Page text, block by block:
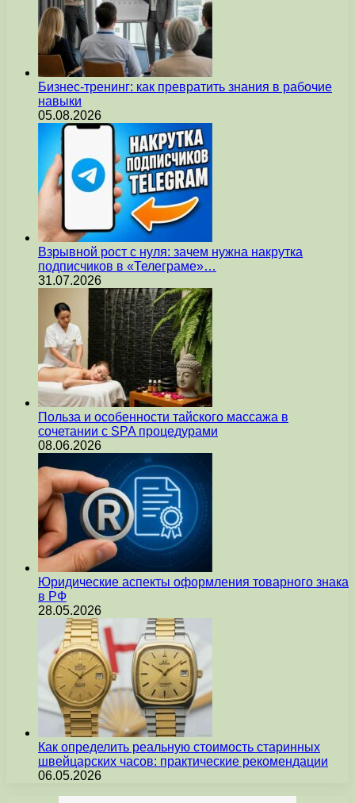
Бизнес-тренинг: как превратить знания в рабочие
навыки
05.08.2026
Взрывной рост с нуля: зачем нужна накрутка
подписчиков в «Телеграме»…
31.07.2026
Польза и особенности тайского массажа в
сочетании с SPA процедурами
08.06.2026
Юридические аспекты оформления товарного знака
в РФ
28.05.2026
Как определить реальную стоимость старинных
швейцарских часов: практические рекомендации
06.05.2026